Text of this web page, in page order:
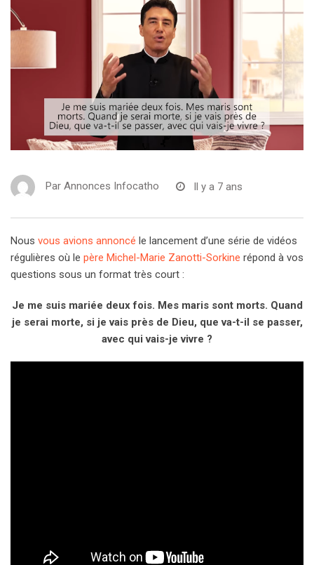
Par Annonces Infocatho Il y a 7 ans
Nous vous avions annoncé le lancement d’une série de vidéos
régulières où le père Michel-Marie Zanotti-Sorkine répond à vos
questions sous un format très court :
Je me suis mariée deux fois. Mes maris sont morts. Quand
je serai morte, si je vais près de Dieu, que va-t-il se passer,
avec qui vais-je vivre ?